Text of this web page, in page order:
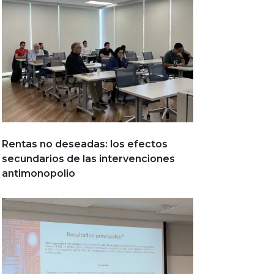
Rentas no deseadas: los efectos
secundarios de las intervenciones
antimonopolio